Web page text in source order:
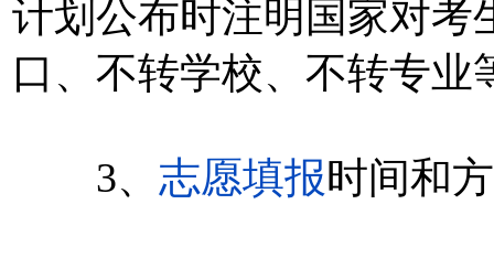
计划公布时注明国家对考
口、不转学校、不转专业
3、 志愿填报时间和